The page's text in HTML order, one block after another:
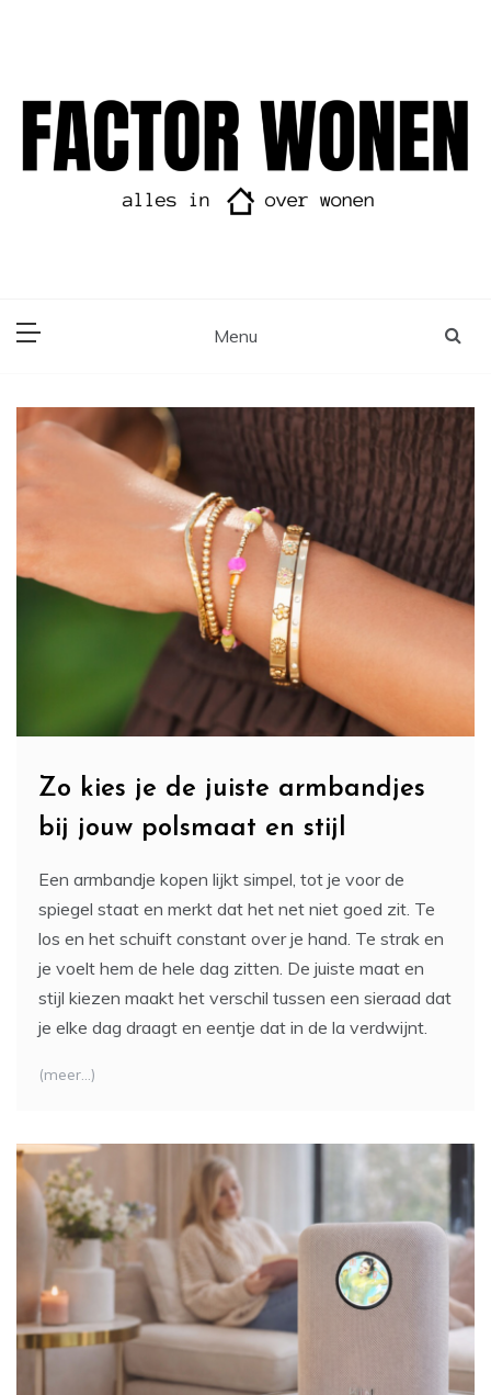
Menu
Zo kies je de juiste armbandjes
bij jouw polsmaat en stijl
Een armbandje kopen lijkt simpel, tot je voor de
spiegel staat en merkt dat het net niet goed zit. Te
los en het schuift constant over je hand. Te strak en
je voelt hem de hele dag zitten. De juiste maat en
stijl kiezen maakt het verschil tussen een sieraad dat
je elke dag draagt en eentje dat in de la verdwijnt.
(meer…)